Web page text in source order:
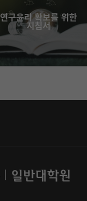
연구윤리 확보를 위한
지침서
일반대학원